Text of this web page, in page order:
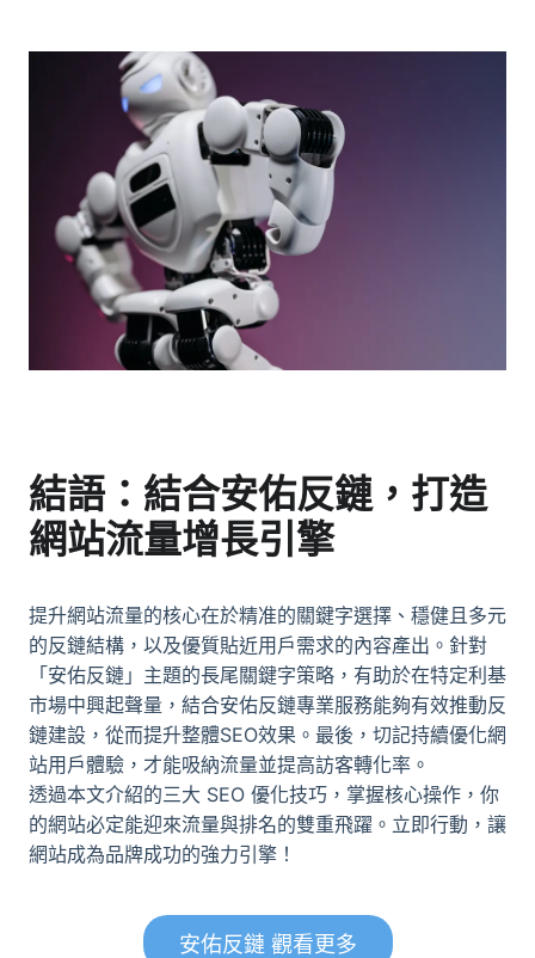
結語：結合安佑反鏈，打造
網站流量增長引擎
提升網站流量的核心在於精准的關鍵字選擇、穩健且多元
的反鏈結構，以及優質貼近用戶需求的內容產出。針對
「安佑反鏈」主題的長尾關鍵字策略，有助於在特定利基
市場中興起聲量，結合安佑反鏈專業服務能夠有效推動反
鏈建設，從而提升整體SEO效果。最後，切記持續優化網
站用戶體驗，才能吸納流量並提高訪客轉化率。
透過本文介紹的三大 SEO 優化技巧，掌握核心操作，你
的網站必定能迎來流量與排名的雙重飛躍。立即行動，讓
網站成為品牌成功的強力引擎！
安佑反鏈 觀看更多